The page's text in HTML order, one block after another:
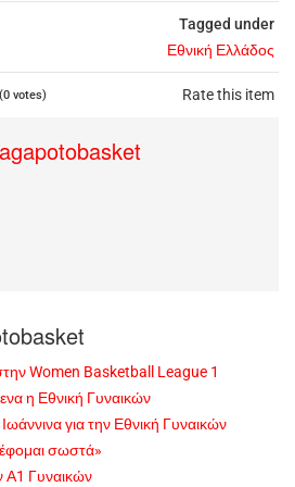
Tagged under
Εθνική Ελλάδος
Rate this item
(0 votes)
agapotobasket
Women Basketball League 1
η Εθνική Γυναικών
για την Εθνική Γυναικών
σωστά»
Α1 Γυναικών